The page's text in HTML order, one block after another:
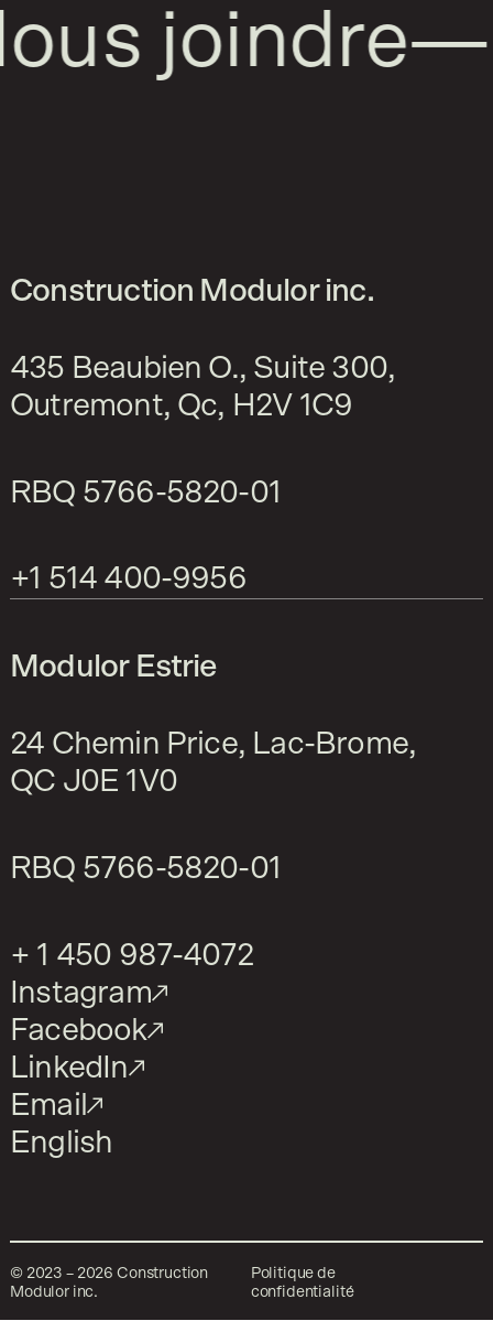
joindre—
Construction Modulor inc.
435 Beaubien O., Suite 300,
Outremont, Qc, H2V 1C9
RBQ 5766-5820-01
+1 514 400-9956
Modulor Estrie
24 Chemin Price, Lac-Brome,
QC J0E 1V0
RBQ 5766-5820-01
+ 1 450 987-4072
Instagram
Facebook
LinkedIn
Email
English
© 2023 – 2026 Construction
Modulor inc.
Politique de
confidentialité